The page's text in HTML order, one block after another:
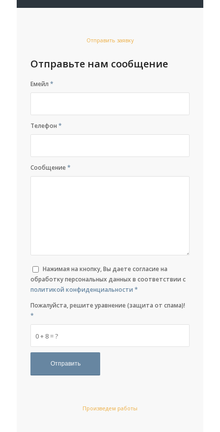
Отправить заявку
Отправьте нам сообщение
Емейл*
Телефон*
Сообщение*
Нажимая на кнопку, Вы даете согласие на
обработку персональных данных в соответствии с
политикой конфиденциальности *
0 + 8 = ?
Пожалуйста, решите уравнение (защита от спама)!
*
Произведем работы